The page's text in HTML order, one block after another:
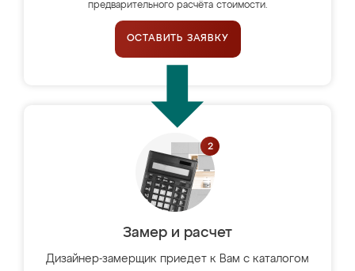
предварительного расчёта стоимости.
ОСТАВИТЬ ЗАЯВКУ
Замер и расчет
Дизайнер-замерщик приедет к Вам с каталогом